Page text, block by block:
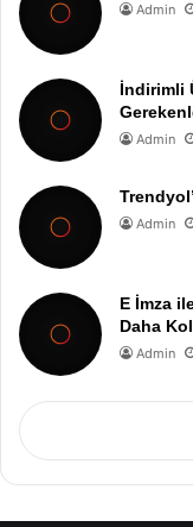
Admin
İndirimli
Admin
Admin
E İmza
Daha
Admin